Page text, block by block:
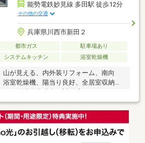
能勢電鉄妙見線 多田駅 徒歩12分
その他の交通
兵庫県川西市新田２
都市ガス
駐車場あり
システムキッチン 浴室乾燥機
が見える、内外装リフォーム、南向
室乾燥機、陽当り良好、全居室収納、
水洗浄便座、南庭、浴室に窓、緑豊かな
ング、ウォークインクローゼット、都市
地内、食器洗乾燥機